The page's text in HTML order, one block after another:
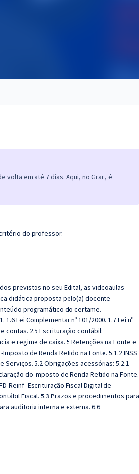
volta em até 7 dias. Aqui, no Gran, é
do professor.
previstos no seu Edital, as videoaulas
didática proposta pelo(a) docente
programático do certame.
1.6 Lei Complementar nº 101/2000. 1.7 Lei nº
contas. 2.5 Escrituração contábil:
e regime de caixa. 5 Retenções na Fonte e
de Renda Retido na Fonte. 5.1.2 INSS
Serviços. 5.2 Obrigações acessórias: 5.2.1
do Imposto de Renda Retido na Fonte.
Reinf -Escrituração Fiscal Digital de
Fiscal. 5.3 Prazos e procedimentos para
auditoria interna e externa. 6.6